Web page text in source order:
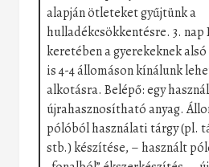
alapján ötleteket gyűjtünk a
hulladékcsökkentésre. 3.
keretében a gyerekeknek
is 4-4 állomáson kínálunk
alkotásra. Belépő: egy
újrahasznosítható anyag.
pólóból használati tárgy (pl.
stb.) készítése, – használt